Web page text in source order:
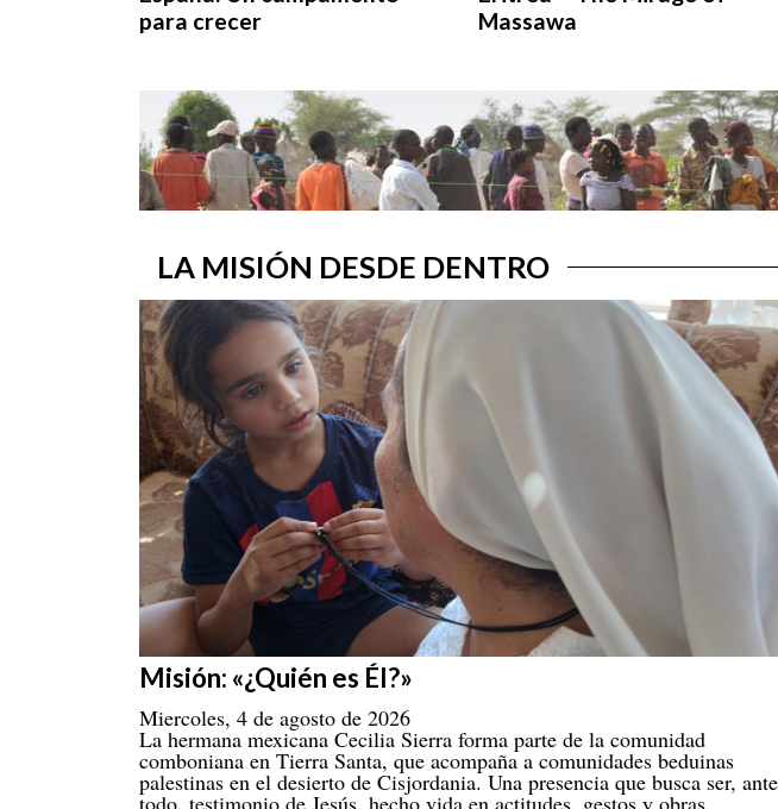
para crecer
Massawa
LA MISIÓN DESDE DENTRO
Misión: «¿Quién es Él?»
Miercoles, 4 de agosto de 2026
La hermana mexicana Cecilia Sierra forma parte de la comunidad
comboniana en Tierra Santa, que acompaña a comunidades beduinas
palestinas en el desierto de Cisjordania. Una presencia que busca ser, ante